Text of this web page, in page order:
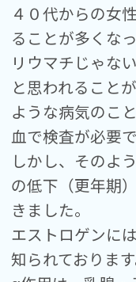
４０代からの女
ることが多くな
リウマチじゃな
と思われること
ような病気のこ
血で検査が必要
しかし、そのよ
の低下（更年期
きました。
エストロゲンに
知られております